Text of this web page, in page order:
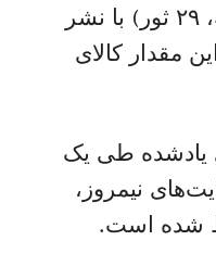
وزارت مالیه امروز (دوشنبه، ۲۹ ثور) با نشر
مقدار کالای
یادشده طی یک
نیمروز،
شده است.